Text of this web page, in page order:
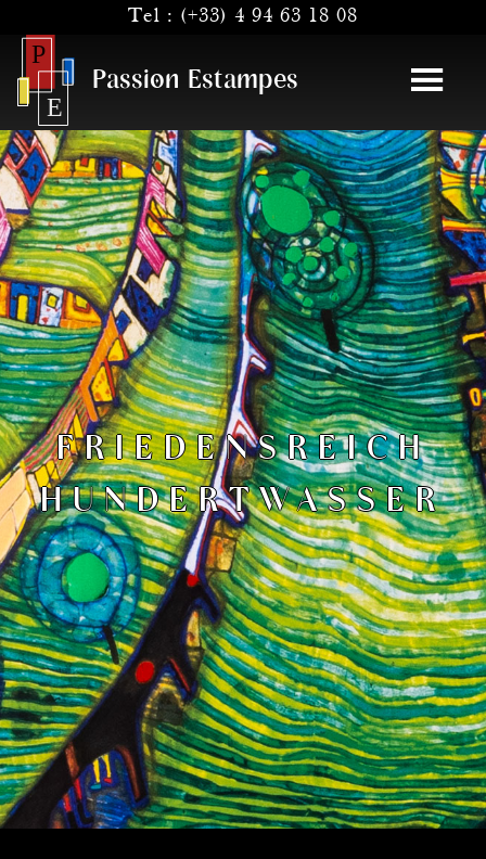
Tel : (+33) 4 94 63 18 08
Passion Estampes
FRIEDENSREICH
HUNDERTWASSER